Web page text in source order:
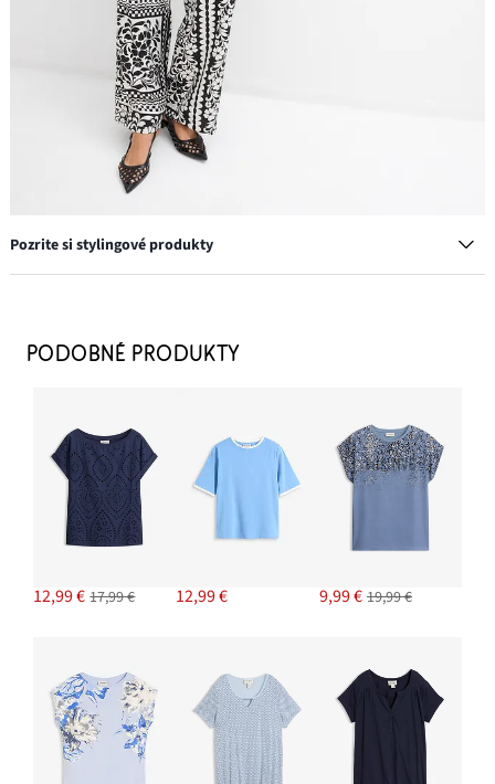
Pozrite si stylingové produkty
11,99 €
Voľné nohavice z padavého viskózového mixu
12,99 €
Lodičky Sling s prestrihmi
7,99 €
PRIDAŤ DO KOŠÍKA
PODOBNÉ PRODUKTY
12,99 € 17,99 € 12,99 € 9,99 € 19,99 €